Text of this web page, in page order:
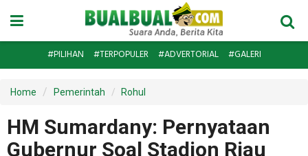
#PILIHAN #TERPOPULER #ADVERTORIAL #GALERI
Home Pemerintah Rohul
HM Sumardany: Pernyataan
Gubernur Soal Stadion Riau